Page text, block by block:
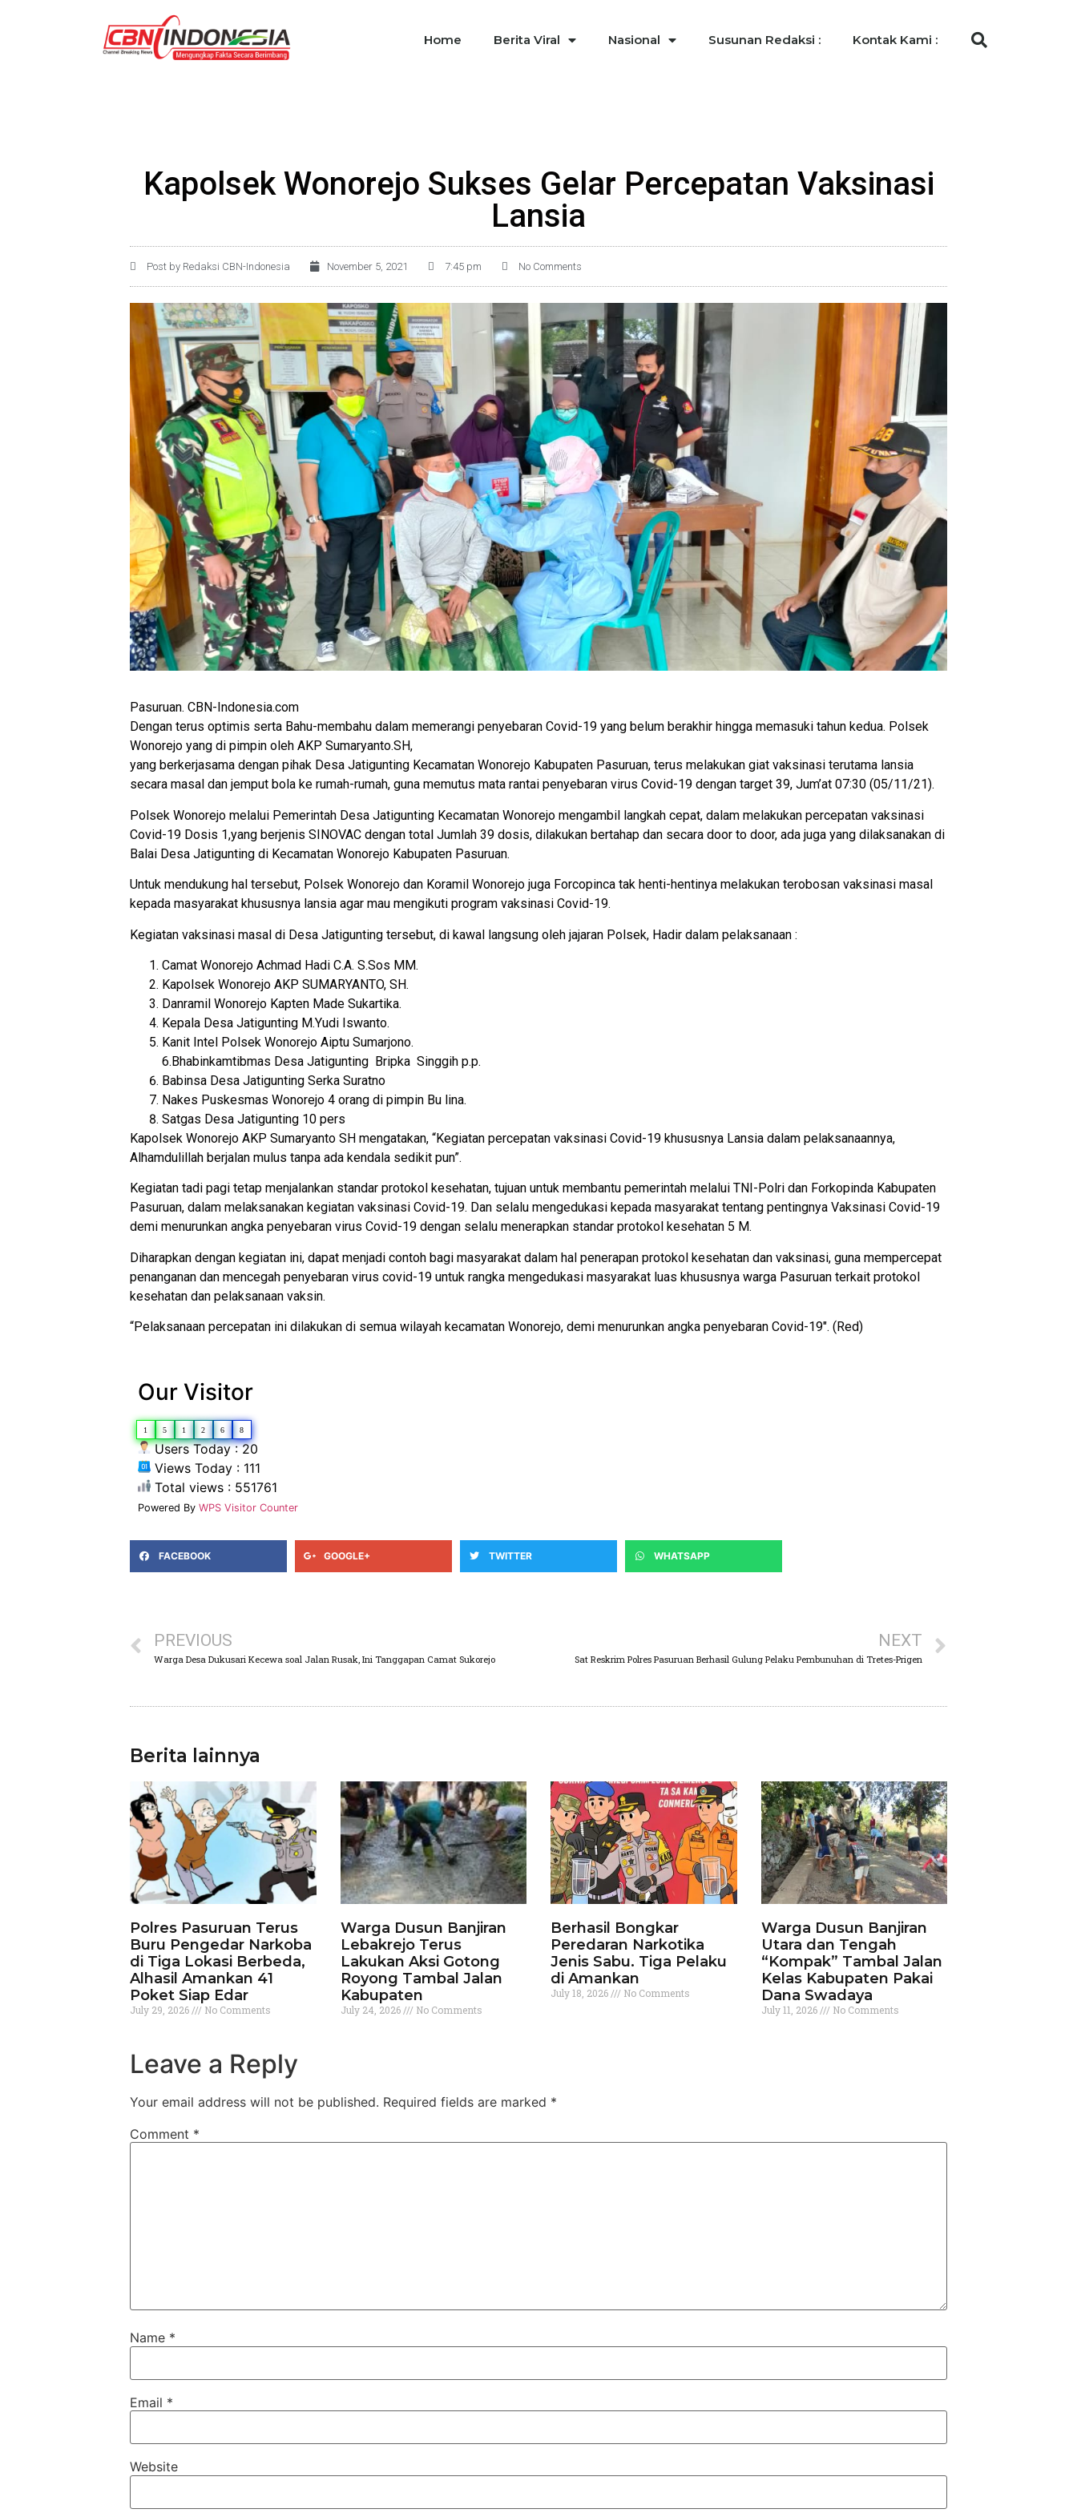
Home Berita Viral Nasional Susunan Redaksi : Kontak Kami :
Kapolsek Wonorejo Sukses Gelar Percepatan Vaksinasi
Lansia
Post by Redaksi CBN-Indonesia November 5, 2021 7:45 pm No Comments
Pasuruan. CBN-Indonesia.com
Dengan terus optimis serta Bahu-membahu dalam memerangi penyebaran Covid-19 yang belum berakhir hingga memasuki tahun kedua. Polsek
Wonorejo yang di pimpin oleh AKP Sumaryanto.SH,
yang berkerjasama dengan pihak Desa Jatigunting Kecamatan Wonorejo Kabupaten Pasuruan, terus melakukan giat vaksinasi terutama lansia
secara masal dan jemput bola ke rumah-rumah, guna memutus mata rantai penyebaran virus Covid-19 dengan target 39, Jum’at 07:30 (05/11/21).
Polsek Wonorejo melalui Pemerintah Desa Jatigunting Kecamatan Wonorejo mengambil langkah cepat, dalam melakukan percepatan vaksinasi
Covid-19 Dosis 1,yang berjenis SINOVAC dengan total Jumlah 39 dosis, dilakukan bertahap dan secara door to door, ada juga yang dilaksanakan di
Balai Desa Jatigunting di Kecamatan Wonorejo Kabupaten Pasuruan.
Untuk mendukung hal tersebut, Polsek Wonorejo dan Koramil Wonorejo juga Forcopinca tak henti-hentinya melakukan terobosan vaksinasi masal
kepada masyarakat khususnya lansia agar mau mengikuti program vaksinasi Covid-19.
Kegiatan vaksinasi masal di Desa Jatigunting tersebut, di kawal langsung oleh jajaran Polsek, Hadir dalam pelaksanaan :
Camat Wonorejo Achmad Hadi C.A. S.Sos MM.
Kapolsek Wonorejo AKP SUMARYANTO, SH.
Danramil Wonorejo Kapten Made Sukartika.
Kepala Desa Jatigunting M.Yudi Iswanto.
Kanit Intel Polsek Wonorejo Aiptu Sumarjono.
6.Bhabinkamtibmas Desa Jatigunting Bripka Singgih p.p.
Babinsa Desa Jatigunting Serka Suratno
Nakes Puskesmas Wonorejo 4 orang di pimpin Bu lina.
Satgas Desa Jatigunting 10 pers
Kapolsek Wonorejo AKP Sumaryanto SH mengatakan, “Kegiatan percepatan vaksinasi Covid-19 khususnya Lansia dalam pelaksanaannya,
Alhamdulillah berjalan mulus tanpa ada kendala sedikit pun”.
Kegiatan tadi pagi tetap menjalankan standar protokol kesehatan, tujuan untuk membantu pemerintah melalui TNI-Polri dan Forkopinda Kabupaten
Pasuruan, dalam melaksanakan kegiatan vaksinasi Covid-19. Dan selalu mengedukasi kepada masyarakat tentang pentingnya Vaksinasi Covid-19
demi menurunkan angka penyebaran virus Covid-19 dengan selalu menerapkan standar protokol kesehatan 5 M.
Diharapkan dengan kegiatan ini, dapat menjadi contoh bagi masyarakat dalam hal penerapan protokol kesehatan dan vaksinasi, guna mempercepat
penanganan dan mencegah penyebaran virus covid-19 untuk rangka mengedukasi masyarakat luas khususnya warga Pasuruan terkait protokol
kesehatan dan pelaksanaan vaksin.
“Pelaksanaan percepatan ini dilakukan di semua wilayah kecamatan Wonorejo, demi menurunkan angka penyebaran Covid-19″. (Red)
Our Visitor
1 5 1 2 6 8
Users Today : 20
Views Today : 111
Total views : 551761
Powered By WPS Visitor Counter
FACEBOOK GOOGLE+ TWITTER WHATSAPP
PREVIOUS
Warga Desa Dukusari Kecewa soal Jalan Rusak, Ini Tanggapan Camat Sukorejo
NEXT
Sat Reskrim Polres Pasuruan Berhasil Gulung Pelaku Pembunuhan di Tretes-Prigen
Berita lainnya
Polres Pasuruan Terus
Buru Pengedar Narkoba
di Tiga Lokasi Berbeda,
Alhasil Amankan 41
Poket Siap Edar
July 29, 2026 No Comments
Warga Dusun Banjiran
Lebakrejo Terus
Lakukan Aksi Gotong
Royong Tambal Jalan
Kabupaten
July 24, 2026 No Comments
Berhasil Bongkar
Peredaran Narkotika
Jenis Sabu. Tiga Pelaku
di Amankan
July 18, 2026 No Comments
Warga Dusun Banjiran
Utara dan Tengah
“Kompak” Tambal Jalan
Kelas Kabupaten Pakai
Dana Swadaya
July 11, 2026 No Comments
Leave a Reply
Your email address will not be published. Required fields are marked *
Comment *
Name *
Email *
Website